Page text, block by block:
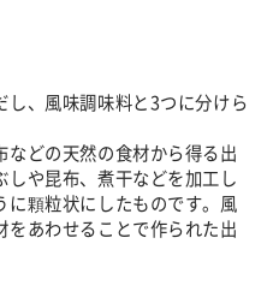
、風味調味料と3つに分けら
どの天然の食材から得る出
や昆布、煮干などを加工し
に顆粒状にしたものです。風
あわせることで作られた出